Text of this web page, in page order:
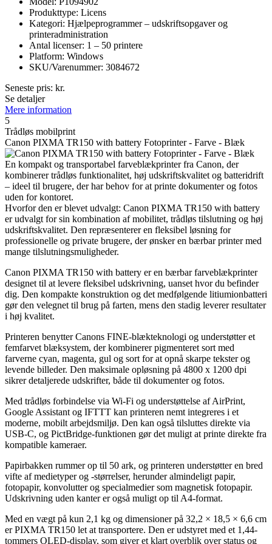
Produkttype: Licens
Kategori: Hjælpeprogrammer – udskriftsopgaver og
printeradministration
Antal licenser: 1 – 50 printere
Platform: Windows
SKU/Varenummer: 3084672
Seneste pris: kr.
Se detaljer
Mere information
5
Trådløs mobilprint
Canon PIXMA TR150 with battery Fotoprinter - Farve - Blæk
En kompakt og transportabel farveblækprinter fra Canon, der
kombinerer trådløs funktionalitet, høj udskriftskvalitet og batteridrift
– ideel til brugere, der har behov for at printe dokumenter og fotos
uden for kontoret.
Hvorfor den er blevet udvalgt: Canon PIXMA TR150 with battery
er udvalgt for sin kombination af mobilitet, trådløs tilslutning og høj
udskriftskvalitet. Den repræsenterer en fleksibel løsning for
professionelle og private brugere, der ønsker en bærbar printer med
mange tilslutningsmuligheder.
Canon PIXMA TR150 with battery er en bærbar farveblækprinter
designet til at levere fleksibel udskrivning, uanset hvor du befinder
dig. Den kompakte konstruktion og det medfølgende litiumionbatteri
gør den velegnet til brug på farten, mens den stadig leverer resultater
i høj kvalitet.
Printeren benytter Canons FINE-blækteknologi og understøtter et
femfarvet blæksystem, der kombinerer pigmenteret sort med
farverne cyan, magenta, gul og sort for at opnå skarpe tekster og
levende billeder. Den maksimale opløsning på 4800 x 1200 dpi
sikrer detaljerede udskrifter, både til dokumenter og fotos.
Med trådløs forbindelse via Wi-Fi og understøttelse af AirPrint,
Google Assistant og IFTTT kan printeren nemt integreres i et
moderne, mobilt arbejdsmiljø. Den kan også tilsluttes direkte via
USB-C, og PictBridge-funktionen gør det muligt at printe direkte fra
kompatible kameraer.
Papirbakken rummer op til 50 ark, og printeren understøtter en bred
vifte af medietyper og -størrelser, herunder almindeligt papir,
fotopapir, konvolutter og specialmedier som magnetisk fotopapir.
Udskrivning uden kanter er også muligt op til A4-format.
Med en vægt på kun 2,1 kg og dimensioner på 32,2 × 18,5 × 6,6 cm
er PIXMA TR150 let at transportere. Den er udstyret med et 1,44-
tommers OLED-display, som giver et klart overblik over status og